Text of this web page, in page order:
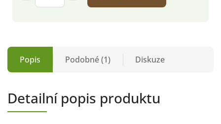
Popis Podobné (1) Diskuze
Detailní popis produktu